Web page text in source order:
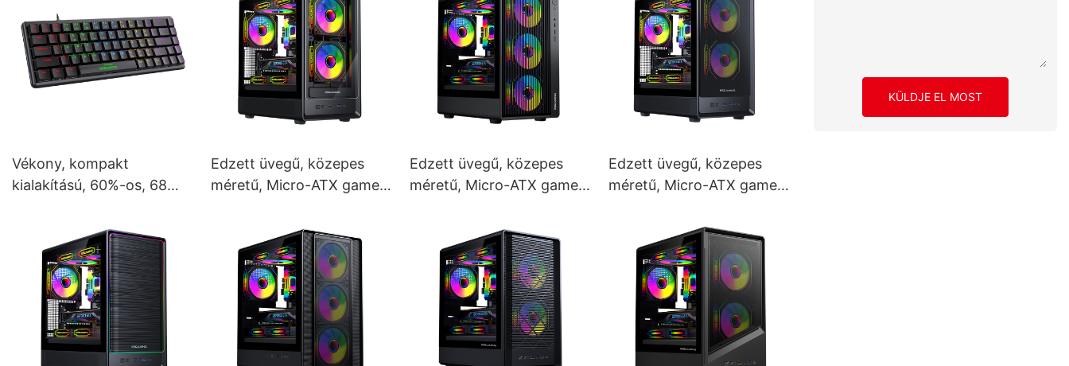
Vékony, kompakt
kialakítású, 60%-os, 68
három üzemmóddal,
vezeték nélküli,
mechanikus gamer
billentyűzettel, V400
Edzett üvegű, közepes
méretű, Micro-ATX gamer
Edzett üvegű, közepes
méretű, Micro-ATX gamer
Edzett üvegű, közepes
méretű, Micro-ATX gamer
KÜLDJE EL MOST